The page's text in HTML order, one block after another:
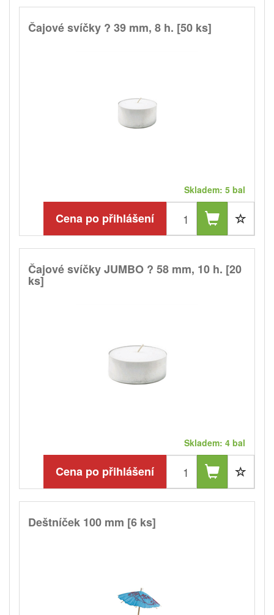
Čajové svíčky ? 39 mm, 8 h. [50 ks]
Skladem: 5 bal
Cena po přihlášení
Čajové svíčky JUMBO ? 58 mm, 10 h. [20
ks]
Skladem: 4 bal
Cena po přihlášení
Deštníček 100 mm [6 ks]